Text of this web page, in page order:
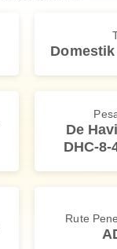
De
DHC-8-
Rute